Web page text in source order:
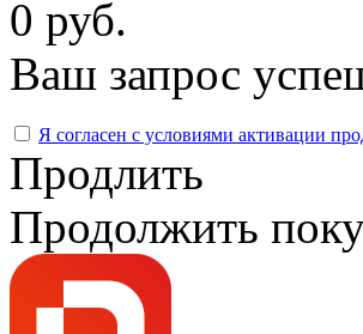
0 руб.
Ваш запрос
Я согласен с условиями активации
Продлить
Продолжить